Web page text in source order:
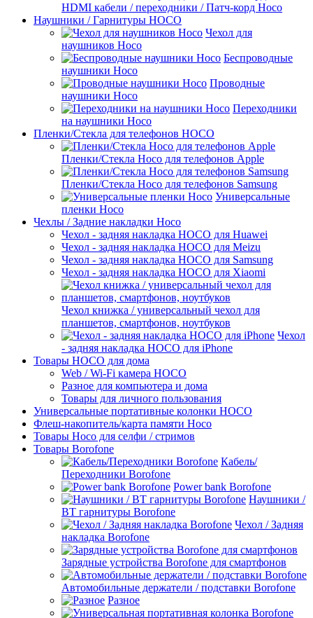
HDMI кабели / переходники / Патч-корд Hoco
Наушники / Гарнитуры HOCO
Чехол для
наушников Hoco
Беспроводные
наушники Hoco
Проводные
наушники Hoco
Переходники
на наушники Hoco
Пленки/Стекла для телефонов HOCO
Пленки/Стекла Hoco для телефонов Apple
Пленки/Стекла Hoco для телефонов Samsung
Универсальные
пленки Hoco
Чехлы / Задние накладки Hoco
Чехол - задняя накладка HOCO для Huawei
Чехол - задняя накладка HOCO для Meizu
Чехол - задняя накладка HOCO для Samsung
Чехол - задняя накладка HOCO для Xiaomi
Чехол книжка / универсальный чехол для
планшетов, смартфонов, ноутбуков
Чехол
- задняя накладка HOCO для iPhone
Товары HOCO для дома
Web / Wi-Fi камера HOCO
Разное для компьютера и дома
Товары для личного пользования
Универсальные портативные колонки HOCO
Флеш-накопитель/карта памяти Hoco
Товары Hoco для селфи / стримов
Товары Borofone
Кабель/
Переходники Borofone
Power bank Borofone
Наушники /
BT гарнитуры Borofone
Чехол / Задняя
накладка Borofone
Зарядные устройства Borofone для смартфонов
Автомобильные держатели / подставки Borofone
Разное